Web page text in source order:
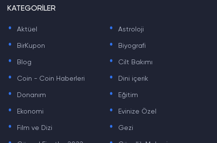
KATEGORİLER
. Aktüel . Astroloji
. BirKupon . Biyografi
. Blog . Cilt Bakımı
. Coin - Coin Haberleri . Dini içerik
. Donanım . Eğitim
. Ekonomi . Evinize Özel
. Film ve Dizi . Gezi
. .